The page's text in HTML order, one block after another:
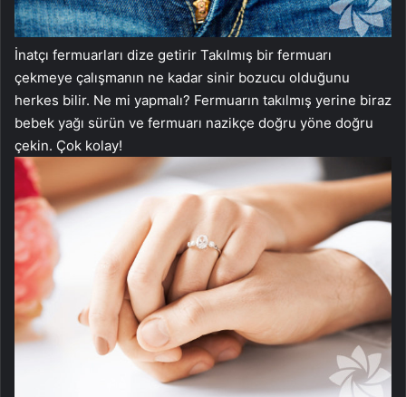
İnatçı fermuarları dize getirir Takılmış bir fermuarı
çekmeye çalışmanın ne kadar sinir bozucu olduğunu
herkes bilir. Ne mi yapmalı? Fermuarın takılmış yerine biraz
bebek yağı sürün ve fermuarı nazikçe doğru yöne doğru
çekin. Çok kolay!